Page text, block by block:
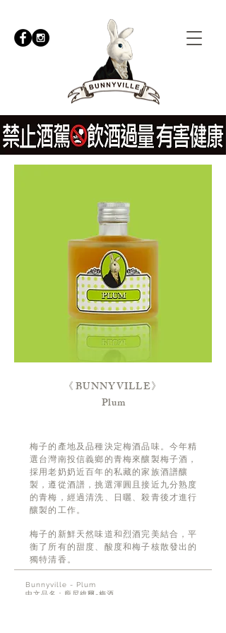
《BUNNYVILLE》
Plum
梅子的產地及品種決定梅酒品味。今年精
選台灣南投信義鄉的青梅來釀製梅子酒，
採用老奶奶近百年的私藏的家族酒譜釀
製，遵從酒譜，挑選渾圓且接近九分熟度
的青梅，經過清洗、日曬、殺青後才進行
釀製的工作。
梅子的新鮮天然味道和烈酒完美結合，平
衡了所有的甜度、酸度和梅子核散發出的
獨特清香。
Bunnyville - Plum
中文品名：龐尼維爾-梅酒